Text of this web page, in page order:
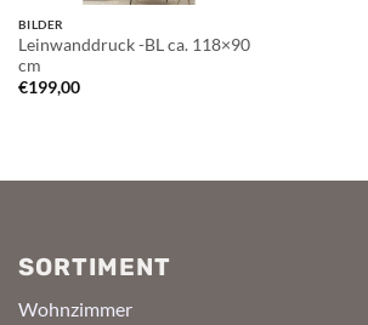
BILDER
Leinwanddruck -BL ca. 118×90
cm
€199,00
SORTIMENT
Wohnzimmer